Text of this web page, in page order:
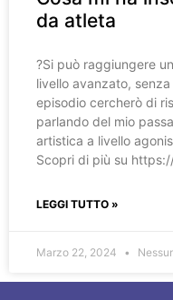
da atleta
?️Si può raggiungere
livello avanzato,
episodio cercherò di
parlando del mio
artistica a livello
Scopri di più su
LEGGI TUTTO »
Marzo 22, 2024